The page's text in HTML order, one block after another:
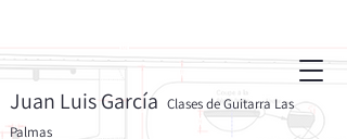
Juan Luis García Clases de Guitarra Las
Palmas